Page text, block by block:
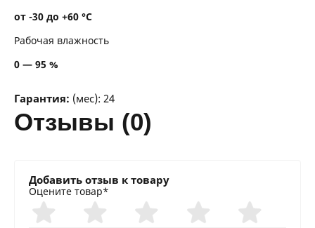
от -30 до +60 °С
Рабочая влажность
0 — 95 %
Гарантия: (мес): 24
отзывы (0)
Добавить отзыв к товару
Оцените товар*